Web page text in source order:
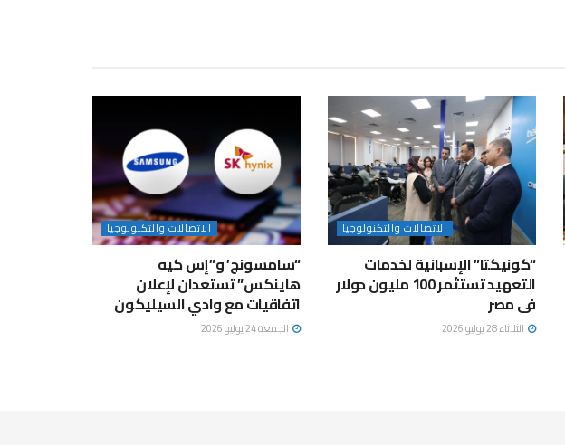
الاتصالات والتكنولوجيا
“كونيكتا” الإسبانية لخدمات
التعهيد تستثمر 100 مليون دولار
فى مصر
الثلاثاء 28 يوليو 2026
الاتصالات والتكنولوجيا
“سامسونج’ و”إس كيه
هاينكس” تستعدان لإعلان
اتفاقيات مع وادي السيليكون
الجمعة 24 يوليو 2026